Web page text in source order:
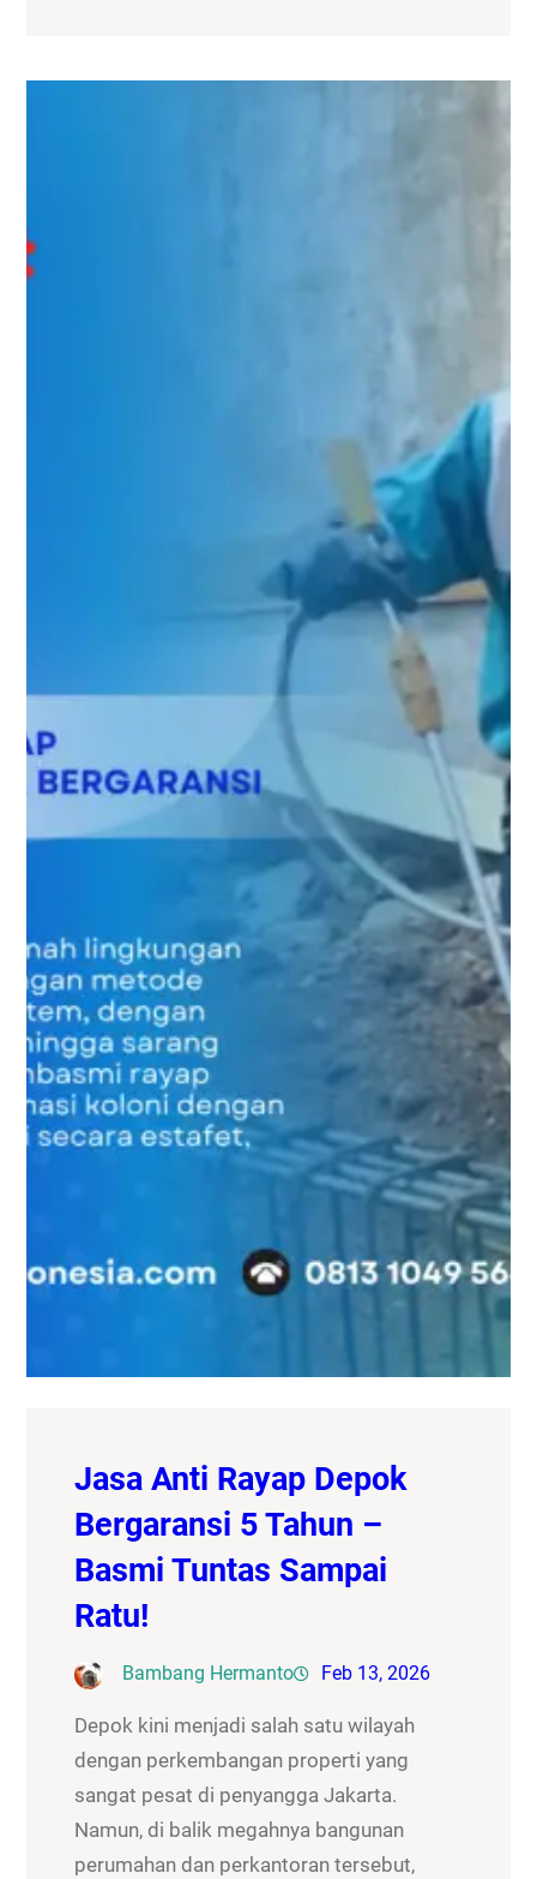
Jasa Anti Rayap Depok
Bergaransi 5 Tahun –
Basmi Tuntas Sampai
Ratu!
Bambang Hermanto Feb 13, 2026
Depok kini menjadi salah satu wilayah
dengan perkembangan properti yang
sangat pesat di penyangga Jakarta.
Namun, di balik megahnya bangunan
perumahan dan perkantoran tersebut,